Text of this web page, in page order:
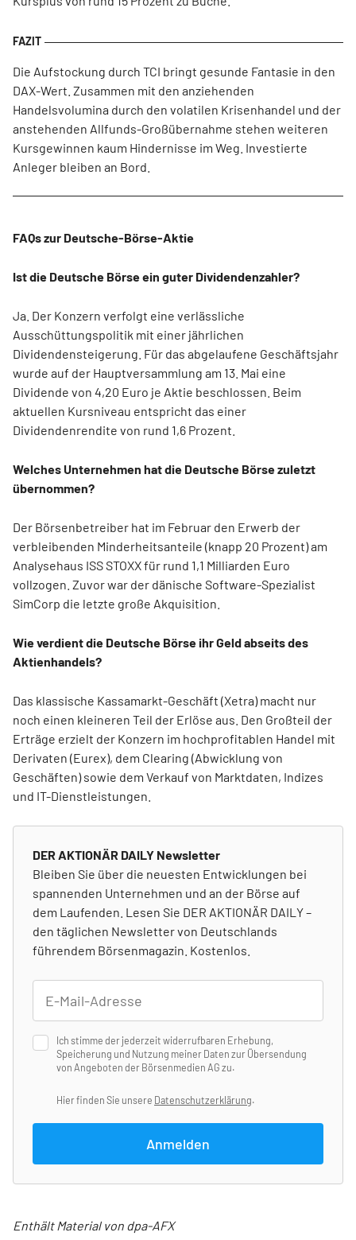
Die Aufstockung durch TCI bringt gesunde Fantasie in den
DAX-Wert. Zusammen mit den anziehenden
Handelsvolumina durch den volatilen Krisenhandel und der
anstehenden Allfunds-Großübernahme stehen weiteren
Kursgewinnen kaum Hindernisse im Weg. Investierte
Anleger bleiben an Bord.
FAQs zur Deutsche-Börse-Aktie
Ist die Deutsche Börse ein guter Dividendenzahler?
Ja. Der Konzern verfolgt eine verlässliche
Ausschüttungspolitik mit einer jährlichen
Dividendensteigerung. Für das abgelaufene Geschäftsjahr
wurde auf der Hauptversammlung am 13. Mai eine
Dividende von 4,20 Euro je Aktie beschlossen. Beim
aktuellen Kursniveau entspricht das einer
Dividendenrendite von rund 1,6 Prozent.
Welches Unternehmen hat die Deutsche Börse zuletzt
übernommen?
Der Börsenbetreiber hat im Februar den Erwerb der
verbleibenden Minderheitsanteile (knapp 20 Prozent) am
Analysehaus ISS STOXX für rund 1,1 Milliarden Euro
vollzogen. Zuvor war der dänische Software-Spezialist
SimCorp die letzte große Akquisition.
Wie verdient die Deutsche Börse ihr Geld abseits des
Aktienhandels?
Das klassische Kassamarkt-Geschäft (Xetra) macht nur
noch einen kleineren Teil der Erlöse aus. Den Großteil der
Erträge erzielt der Konzern im hochprofitablen Handel mit
Derivaten (Eurex), dem Clearing (Abwicklung von
Geschäften) sowie dem Verkauf von Marktdaten, Indizes
und IT-Dienstleistungen.
DER AKTIONÄR DAILY Newsletter
Bleiben Sie über die neuesten Entwicklungen bei
spannenden Unternehmen und an der Börse auf
dem Laufenden. Lesen Sie DER AKTIONÄR DAILY –
den täglichen Newsletter von Deutschlands
führendem Börsenmagazin. Kostenlos.
Ich stimme der jederzeit widerrufbaren Erhebung,
Speicherung und Nutzung meiner Daten zur Übersendung
von Angeboten der Börsenmedien AG zu.
Hier finden Sie unsere Datenschutzerklärung.
Anmelden
Enthält Material von dpa-AFX